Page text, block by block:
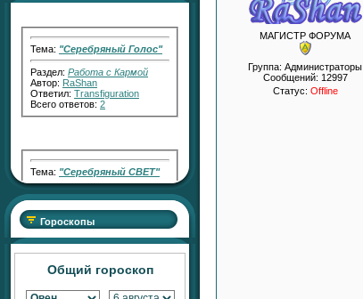
Тема:"Серебряный Голос"
Раздел:Работа с Кармой
Автор:RaShan
Ответил:Transfiguration
Всего ответов:2
Тема:"Серебряный СВЕТ"
Раздел:Работа с Кармой
Автор:RaShan
Всего ответов:7
ПЛОДОРОДНЫХ ПРОДАЖ
Гороскопы
Общий гороскоп
МАГИСТР ФОРУМА
Группа: Администраторы
Сообщений: 12997
Статус: Offline